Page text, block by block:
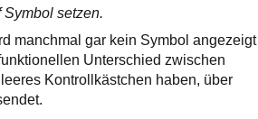
setzen.
manchmal gar kein Symbol angezeigt
Unterschied zwischen
Kontrollkästchen haben, über